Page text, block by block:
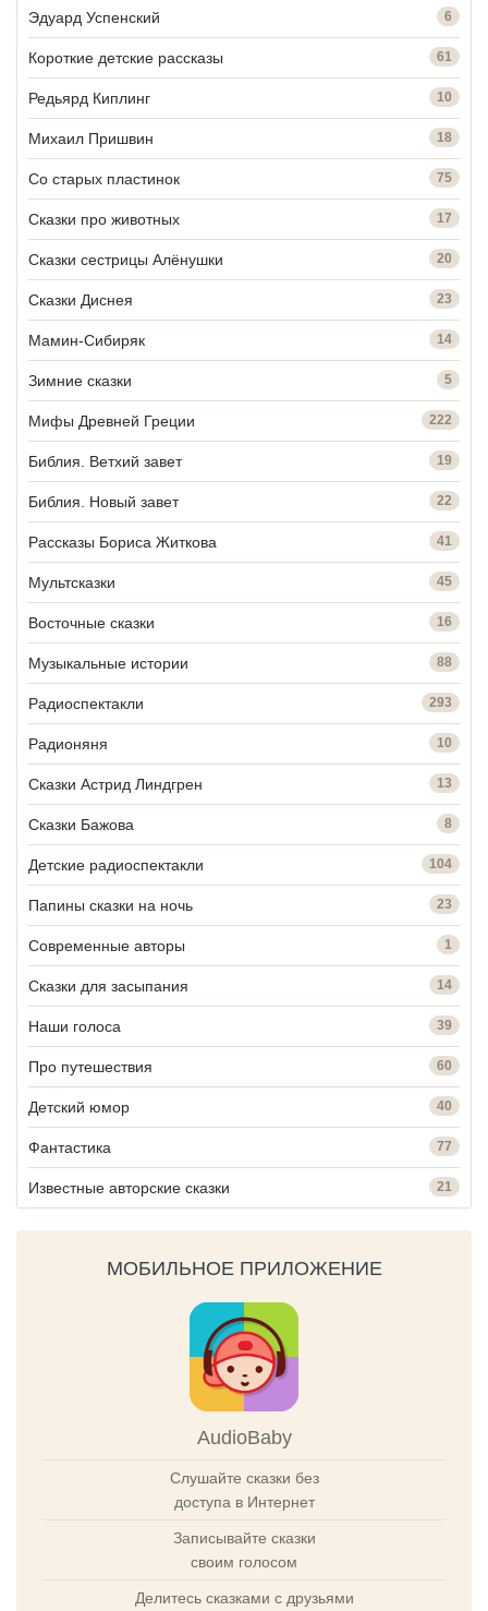
Эдуард Успенский 6
Короткие детские рассказы 61
Редьярд Киплинг 10
Михаил Пришвин 18
Со старых пластинок 75
Сказки про животных 17
Сказки сестрицы Алёнушки 20
Сказки Диснея 23
Мамин-Сибиряк 14
Зимние сказки 5
Мифы Древней Греции 222
Библия. Ветхий завет 19
Библия. Новый завет 22
Рассказы Бориса Житкова 41
Мультсказки 45
Восточные сказки 16
Музыкальные истории 88
Радиоспектакли 293
Радионяня 10
Сказки Астрид Линдгрен 13
Сказки Бажова 8
Детские радиоспектакли 104
Папины сказки на ночь 23
Современные авторы 1
Сказки для засыпания 14
Наши голоса 39
Про путешествия 60
Детский юмор 40
Фантастика 77
Известные авторские сказки 21
МОБИЛЬНОЕ ПРИЛОЖЕНИЕ
AudioBaby
Слушайте сказки без
доступа в Интернет
Записывайте сказки
своим голосом
Делитесь сказками с друзьями